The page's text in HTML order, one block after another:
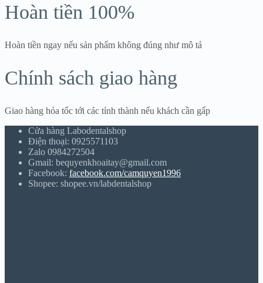
Hoàn tiền 100%
Hoàn tiền ngay nếu sản phẩm không đúng như mô tả
Chính sách giao hàng
Giao hàng hỏa tốc tới các tỉnh thành nếu khách cần gấp
Cửa hàng Labodentalshop
Điện thoại: 0925571103
Zalo 0984272504
Gmail: bequyenkhoaitay@gmail.com
Facebook: facebook.com/camquyen1996
Shopee: shopee.vn/labdentalshop